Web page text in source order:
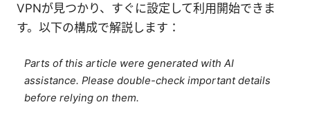
VPNが見つかり、すぐに設定して利用開始できま
す。以下の構成で解説します：
Parts of this article were generated with AI
assistance. Please double-check important details
before relying on them.